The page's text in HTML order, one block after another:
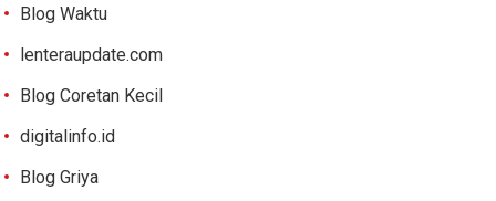
Blog Waktu
lenteraupdate.com
Blog Coretan Kecil
digitalinfo.id
Blog Griya